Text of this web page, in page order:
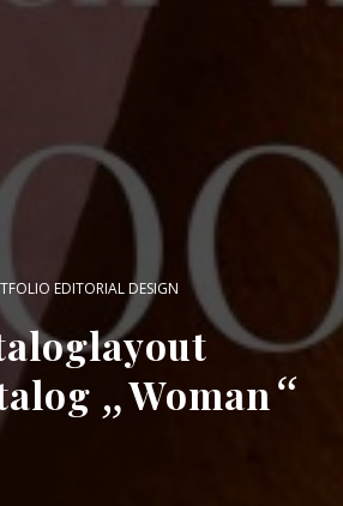
EDITORIAL DESIGN
„Woman “